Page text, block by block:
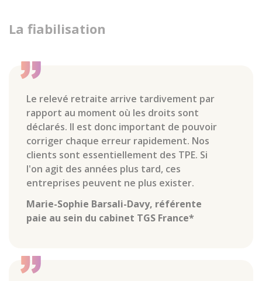
La fiabilisation
Le relevé retraite arrive tardivement par
rapport au moment où les droits sont
déclarés. Il est donc important de pouvoir
corriger chaque erreur rapidement. Nos
clients sont essentiellement des TPE. Si
l'on agit des années plus tard, ces
entreprises peuvent ne plus exister.
Marie-Sophie Barsali-Davy, référente
paie au sein du cabinet TGS France*